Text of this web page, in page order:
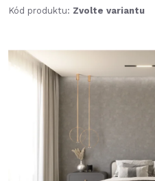
Kód produktu: Zvolte variantu